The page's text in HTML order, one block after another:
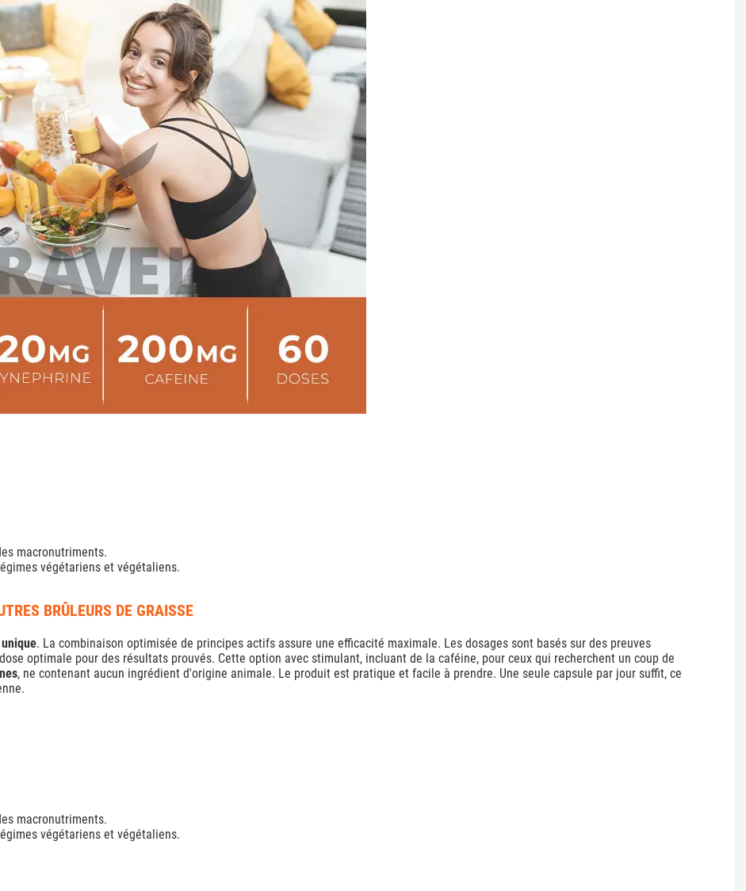
macronutriments.
végétariens et végétaliens.
BRÛLEURS DE GRAISSE
. La combinaison optimisée de principes actifs assure une efficacité maximale. Les dosages sont basés sur des preuves
optimale pour des résultats prouvés. Cette option avec stimulant, incluant de la caféine, pour ceux qui recherchent un coup de
, ne contenant aucun ingrédient d'origine animale. Le produit est pratique et facile à prendre. Une seule capsule par jour suffit, ce
macronutriments.
végétariens et végétaliens.